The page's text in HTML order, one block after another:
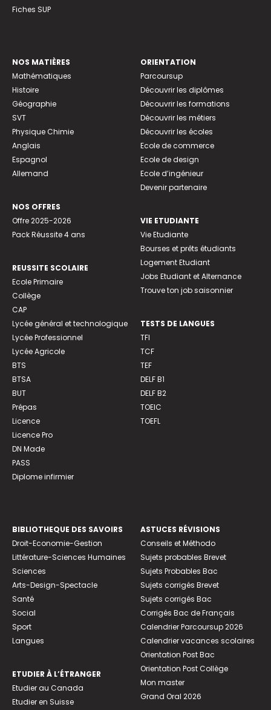
Fiches SUP
NOS MATIÈRES
Mathématiques
Histoire
Géographie
SVT
Physique Chimie
Anglais
Espagnol
Allemand
NOS OFFRES
Offre 2025-2026
Pack Réussite 4 ans
REUSSITE SCOLAIRE
Ecole Primaire
Collège
CAP
Lycée général et technologique
Lycée Professionnel
Lycée Agricole
BTS
BTSA
BUT
Prépas
Licence
Licence Pro
DN Made
PASS
Diplome infirmier
ORIENTATION
Parcoursup
Découvrir les diplômes
Découvrir les formations
Découvrir les métiers
Découvrir les écoles
Ecole de commerce
Ecole de design
Ecole d’ingénieur
Devenir partenaire
VIE ETUDIANTE
Vie Etudiante
Bourses et prêts étudiants
Logement Etudiant
Jobs Etudiant et Alternance
Trouve ton job saisonnier
TESTS DE LANGUES
TFI
TCF
TEF
DELF B1
DELF B2
TOEIC
TOEFL
BIBLIOTHEQUE DES SAVOIRS
Droit-Economie-Gestion
Littérature-Sciences Humaines
Sciences
Arts-Design-Spectacle
Santé
Social
Sport
Langues
ETUDIER À L’ÉTRANGER
Etudier au Canada
Etudier en Suisse
ASTUCES RÉVISIONS
Conseils et Méthodo
Sujets probables Brevet
Sujets Probables Bac
Sujets corrigés Brevet
Sujets corrigés Bac
Corrigés Bac de Français
Calendrier Parcoursup 2026
Calendrier vacances scolaires
Orientation Post Bac
Orientation Post Collège
Mon master
Grand Oral 2026